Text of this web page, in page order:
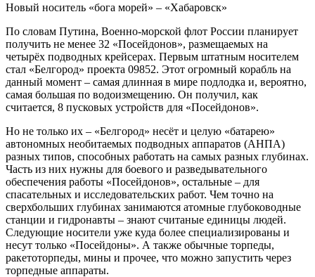
Новый носитель «бога морей» – «Хабаровск»
По словам Путина, Военно-морской флот России планирует
получить не менее 32 «Посейдонов», размещаемых на
четырёх подводных крейсерах. Первым штатным носителем
стал «Белгород» проекта 09852. Этот огромный корабль на
данный момент – самая длинная в мире подлодка и, вероятно,
самая большая по водоизмещению. Он получил, как
считается, 8 пусковых устройств для «Посейдонов».
Но не только их – «Белгород» несёт и целую «батарею»
автономных необитаемых подводных аппаратов (АНПА)
разных типов, способных работать на самых разных глубинах.
Часть из них нужны для боевого и разведывательного
обеспечения работы «Посейдонов», остальные – для
спасательных и исследовательских работ. Чем точно на
сверхбольших глубинах занимаются атомные глубоководные
станции и гидронавты – знают считаные единицы людей.
Следующие носители уже куда более специализированы и
несут только «Посейдоны». А также обычные торпеды,
ракетоторпеды, мины и прочее, что можно запустить через
торпедные аппараты.